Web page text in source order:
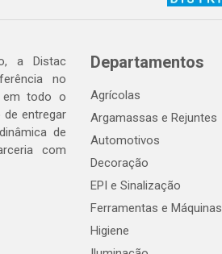
a Distac
no
em todo o
entregar
de
com
Departamentos
Agrícolas
Argamassas e Rejuntes
Automotivos
Decoração
EPI e Sinalização
Ferramentas e Máquinas
Higiene